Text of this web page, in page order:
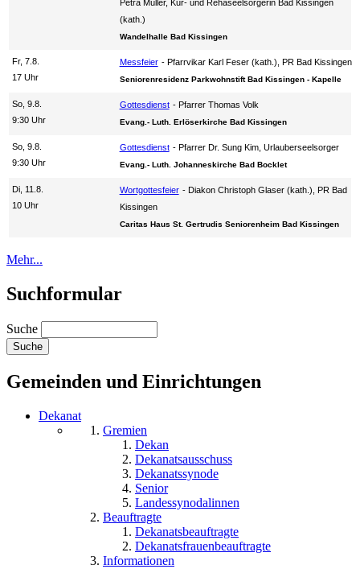
Petra Müller, Kur- und Rehaseelsorgerin Bad Kissingen
(kath.)
Wandelhalle Bad Kissingen
Fr, 7.8.
17 Uhr
Messfeier Pfarrvikar Karl Feser (kath.), PR Bad Kissingen
Seniorenresidenz Parkwohnstift Bad Kissingen - Kapelle
So, 9.8.
9:30 Uhr
Gottesdienst Pfarrer Thomas Volk
Evang.- Luth. Erlöserkirche Bad Kissingen
So, 9.8.
9:30 Uhr
Gottesdienst Pfarrer Dr. Sung Kim, Urlauberseelsorger
Evang.- Luth. Johanneskirche Bad Bocklet
Di, 11.8.
10 Uhr
Wortgottesfeier
Diakon Christoph Glaser (kath.), PR Bad
Kissingen
Caritas Haus St. Gertrudis Seniorenheim Bad Kissingen
Mehr...
Suchformular
Suche
Gemeinden und Einrichtungen
Dekanat
Gremien
Dekan
Dekanatsausschuss
Dekanatssynode
Senior
Landessynodalinnen
Beauftragte
Dekanatsbeauftragte
Dekanatsfrauenbeauftragte
Informationen